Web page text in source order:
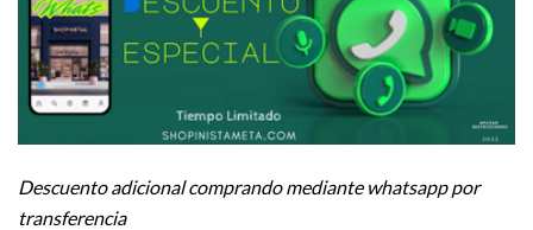
Descuento adicional comprando mediante whatsapp por
transferencia